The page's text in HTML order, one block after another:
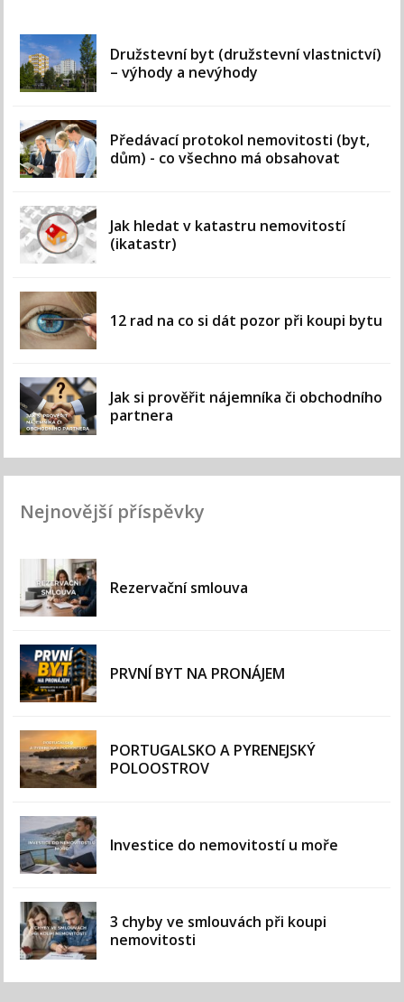
Družstevní byt (družstevní vlastnictví)
– výhody a nevýhody
Předávací protokol nemovitosti (byt,
dům) - co všechno má obsahovat
Jak hledat v katastru nemovitostí
(ikatastr)
12 rad na co si dát pozor při koupi bytu
Jak si prověřit nájemníka či obchodního
partnera
Nejnovější příspěvky
Rezervační smlouva
PRVNÍ BYT NA PRONÁJEM
PORTUGALSKO A PYRENEJSKÝ
POLOOSTROV
Investice do nemovitostí u moře
3 chyby ve smlouvách při koupi
nemovitosti